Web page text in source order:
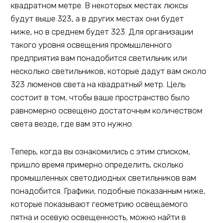
квадратном метре. В некоторых местах люксы
будут выше 323, а в других местах они будет
ниже, но в среднем будет 323. Для организации
такого уровня освещения промышленного
предприятия вам понадобится светильник или
несколько светильников, которые дадут вам около
323 люменов света на квадратный метр. Цель
состоит в том, чтобы ваше пространство было
равномерно освещено достаточным количеством
света везде, где вам это нужно.
Теперь, когда вы ознакомились с этим списком,
пришло время примерно определить, сколько
промышленных светодиодных светильников вам
понадобится. Графики, подобные показанным ниже,
которые показывают геометрию освещаемого
пятна и осевую освещенность, можно найти в